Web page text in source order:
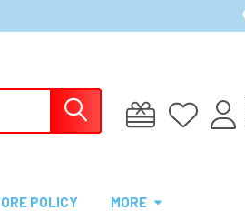
POLICY MORE